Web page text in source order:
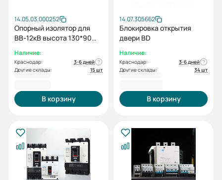
14.05.03.000252
Опорный изолятор для
ВВ-12кВ высота 130*90
90 мм) (1 шт.)
Наличие:
Краснодар:
3-6 дней
Другие склады:
15 шт
В корзину
14.07.305662
Блокировка открытия
двери BD
Наличие:
Краснодар:
3-6 дней
Другие склады:
34 шт
В корзину